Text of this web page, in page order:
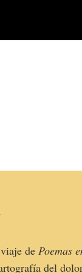
viaje dePoemas
del